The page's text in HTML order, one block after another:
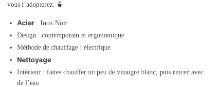
vous l’adopterez. 🍵
Acier : Inox Noir
Design : contemporain et ergonomique
Méthode de chauffage : électrique
Nettoyage :
Intérieur : faites chauffer un peu de vinaigre blanc, puis rincez avec
de l’eau